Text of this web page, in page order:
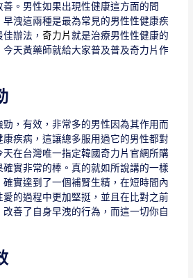
。男性如果出現性健康這方面的問
洩這兩種是最為常見的男性性健康疾
佳辦法，奇力片就是治療男性性健康的
天黃藥師就給大家普及普及奇力片作
，有效，非常多的男性因為其作用而
疾病，這讓總多服用過它的男性都對
在台灣唯一指定韓國奇力片官網所購
實非常的棒。真的就如所說講的一樣
實達到了一個補腎生精，在短時間內
的過程中更加堅挺，並且在比對之前
善了自身早洩的行為，而這一切你自